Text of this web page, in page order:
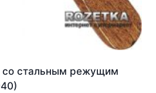
со стальным режущим